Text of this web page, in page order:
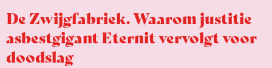
De Zwijgfabriek. Waarom justitie
asbestgigant Eternit vervolgt voor
doodslag